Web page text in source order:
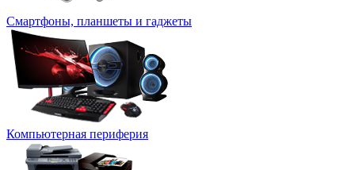
Смартфоны, планшеты и гаджеты
Компьютерная периферия